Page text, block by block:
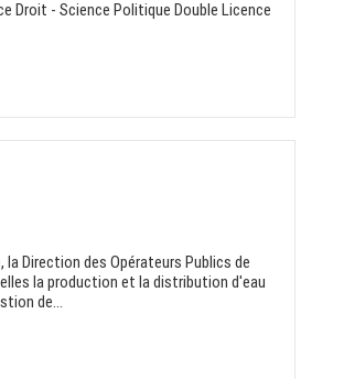
Droit - Science Politique Double Licence
Direction des Opérateurs Publics de
la production et la distribution d'eau
de...